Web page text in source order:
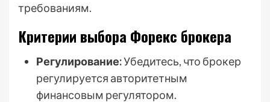
требованиям.
Критерии выбора Форекс брокера
Регулирование:Убедитесь, что брокер
регулируется авторитетным
финансовым регулятором.